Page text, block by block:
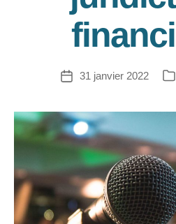
Date31 janvier 2022